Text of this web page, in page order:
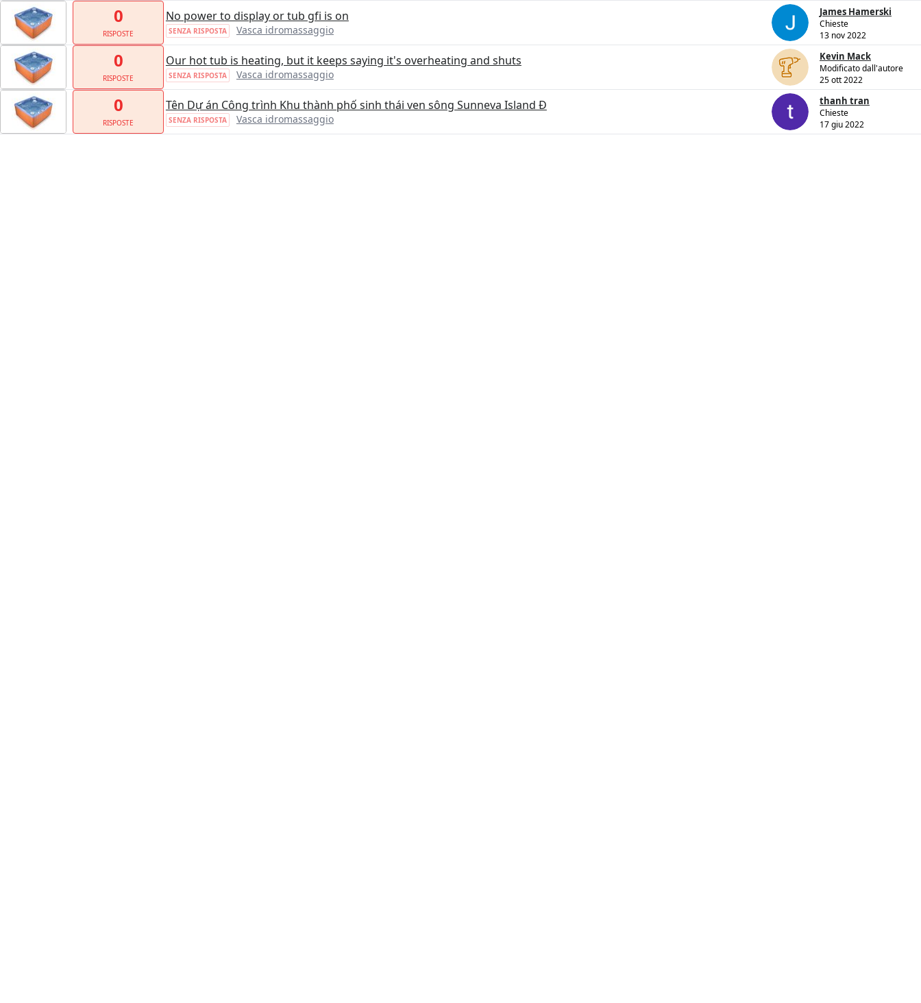
0
RISPOSTE
No power to display or tub gfi is on
SENZA RISPOSTA Vasca idromassaggio
James Hamerski
Chieste
13 nov 2022
0
RISPOSTE
Our hot tub is heating, but it keeps saying it's overheating and shuts
SENZA RISPOSTA Vasca idromassaggio
Kevin Mack
Modificato dall'autore
25 ott 2022
0
RISPOSTE
Tên Dự án Công trình Khu thành phố sinh thái ven sông Sunneva Island Đ
SENZA RISPOSTA Vasca idromassaggio
thanh tran
Chieste
17 giu 2022